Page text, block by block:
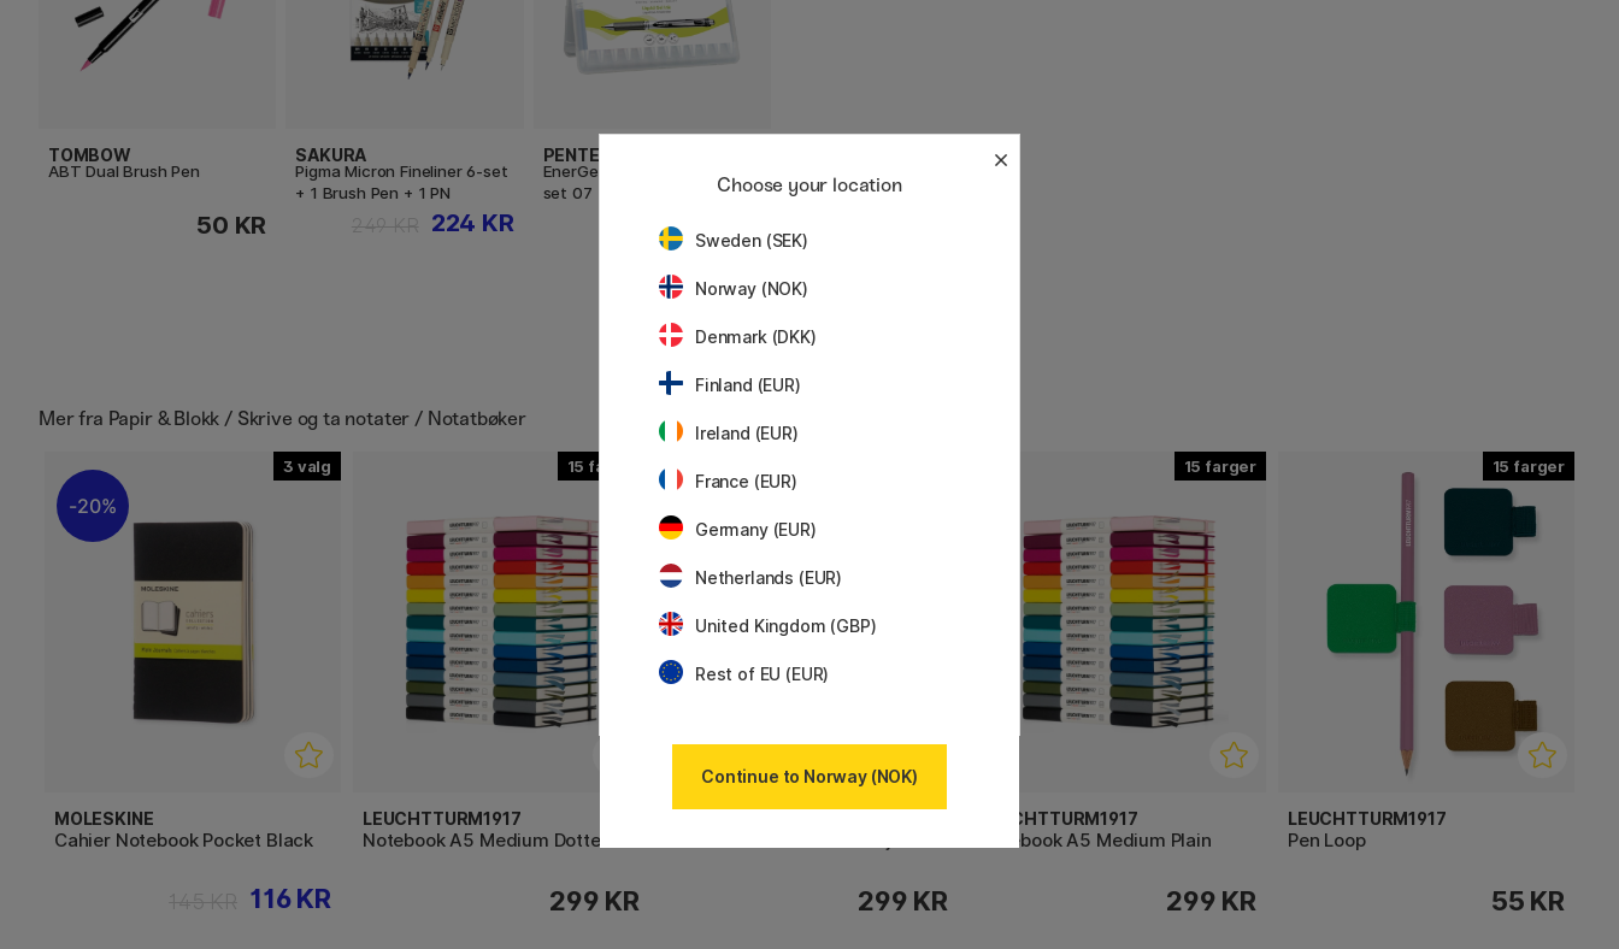
TOMBOW
ABT Dual Brush Pen
50 KR
SAKURA
Pigma Micron Fineliner 6-set
+ 1 Brush Pen + 1 PN
224 KR
PENTEL
EnerGel BL77 Rollerball 12-
set 07
545 KR
Mer fra Papir & Blokk / Skrive og ta notater / Notatbøker
3
20%
MOLESKINE
Cahier Notebook Pocket Black
116 KR
15
LEUCHTTURM1917
Notebook A5 Medium Dotted
299 KR 299 KR
15
LEUCHTTURM1917
Notebook A5 Medium Plain
299 KR
15
LEUCHTTURM1917
Pen Loop
55 KR
Choose your location
Sweden (SEK)
Norway (NOK)
Denmark (DKK)
Finland (EUR)
Ireland (EUR)
France (EUR)
Germany (EUR)
Netherlands (EUR)
United Kingdom (GBP)
Rest of EU (EUR)
Continue to Norway (NOK)